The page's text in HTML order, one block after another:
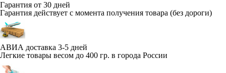
Гарантия от 30 дней
Гарантия действует с момента получения товара (без дороги)
АВИА доставка 3-5 дней
Легкие товары весом до 400 гр. в города России